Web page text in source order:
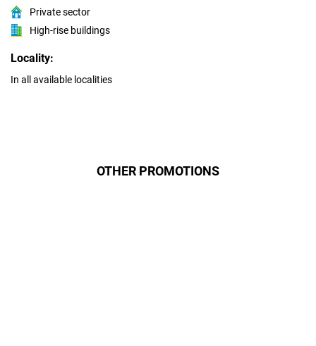
Private sector
High-rise buildings
Locality:
In all available localities
OTHER PROMOTIONS